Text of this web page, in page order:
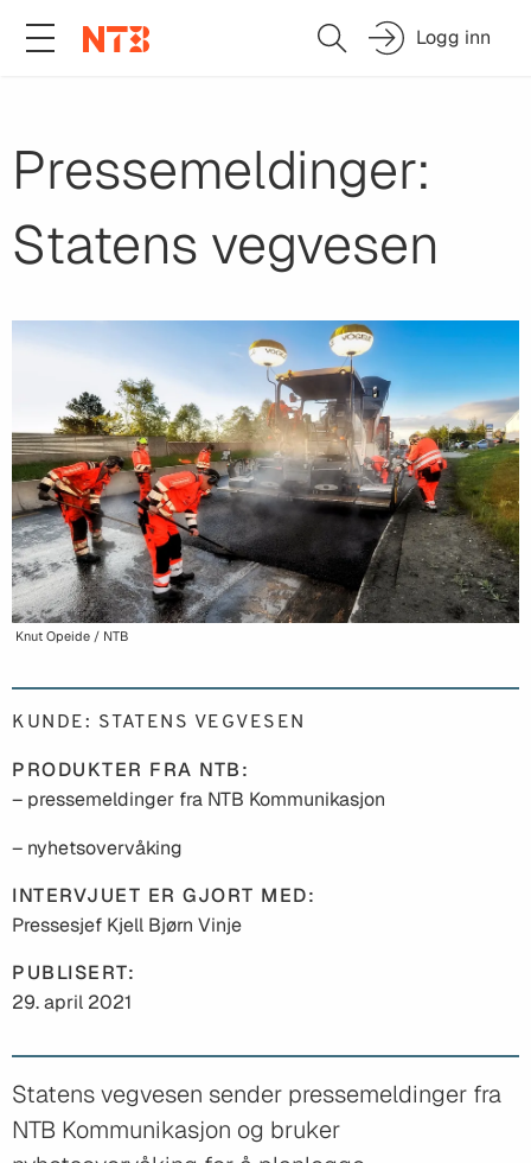
Logg inn
Pressemeldinger:
Statens vegvesen
Knut Opeide / NTB
KUNDE: STATENS VEGVESEN
PRODUKTER FRA NTB:
– pressemeldinger fra NTB Kommunikasjon
– nyhetsovervåking
INTERVJUET ER GJORT MED:
Pressesjef Kjell Bjørn Vinje
PUBLISERT:
29. april 2021
Statens vegvesen sender pressemeldinger fra
NTB Kommunikasjon og bruker